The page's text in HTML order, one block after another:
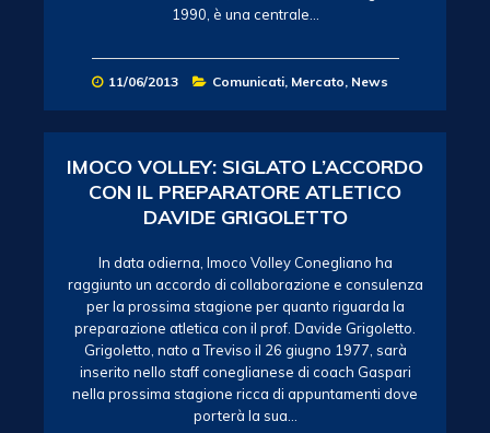
1990, è una centrale…
11/06/2013 Comunicati, Mercato, News
IMOCO VOLLEY: SIGLATO L’ACCORDO
CON IL PREPARATORE ATLETICO
DAVIDE GRIGOLETTO
In data odierna, Imoco Volley Conegliano ha
raggiunto un accordo di collaborazione e consulenza
per la prossima stagione per quanto riguarda la
preparazione atletica con il prof. Davide Grigoletto.
Grigoletto, nato a Treviso il 26 giugno 1977, sarà
inserito nello staff coneglianese di coach Gaspari
nella prossima stagione ricca di appuntamenti dove
porterà la sua…